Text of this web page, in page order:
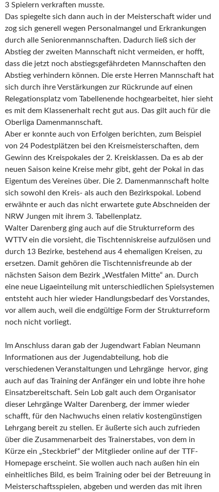
3 Spielern verkraften musste.
Das spiegelte sich dann auch in der Meisterschaft wider und
zog sich generell wegen Personalmangel und Erkrankungen
durch alle Seniorenmannschaften. Dadurch ließ sich der
Abstieg der zweiten Mannschaft nicht vermeiden, er hofft,
dass die jetzt noch abstiegsgefährdeten Mannschaften den
Abstieg verhindern können. Die erste Herren Mannschaft hat
sich durch ihre Verstärkungen zur Rückrunde auf einen
Relegationsplatz vom Tabellenende hochgearbeitet, hier sieht
es mit dem Klassenerhalt recht gut aus. Das gilt auch für die
Oberliga Damenmannschaft.
Aber er konnte auch von Erfolgen berichten, zum Beispiel
von 24 Podestplätzen bei den Kreismeisterschaften, dem
Gewinn des Kreispokales der 2. Kreisklassen. Da es ab der
neuen Saison keine Kreise mehr gibt, geht der Pokal in das
Eigentum des Vereines über. Die 2. Damenmannschaft holte
sich sowohl den Kreis- als auch den Bezirkspokal. Lobend
erwähnte er auch das nicht erwartete gute Abschneiden der
NRW Jungen mit ihrem 3. Tabellenplatz.
Walter Darenberg ging auch auf die Strukturreform des
WTTV ein die vorsieht, die Tischtenniskreise aufzulösen und
durch 13 Bezirke, bestehend aus 4 ehemaligen Kreisen, zu
ersetzen. Damit gehören die Tischtennisfreunde ab der
nächsten Saison dem Bezirk „Westfalen Mitte“ an. Durch
eine neue Ligaeinteilung mit unterschiedlichen Spielsystemen
entsteht auch hier wieder Handlungsbedarf des Vorstandes,
vor allem auch, weil die endgültige Form der Strukturreform
noch nicht vorliegt.
Im Anschluss daran gab der Jugendwart Fabian Neumann
Informationen aus der Jugendabteilung, hob die
verschiedenen Veranstaltungen und Lehrgänge hervor, ging
auch auf das Training der Anfänger ein und lobte ihre hohe
Einsatzbereitschaft. Sein Lob galt auch dem Organisator
dieser Lehrgänge Walter Darenberg, der immer wieder
schafft, für den Nachwuchs einen relativ kostengünstigen
Lehrgang bereit zu stellen. Er äußerte sich auch zufrieden
über die Zusammenarbeit des Trainerstabes, von dem in
Kürze ein „Steckbrief“ der Mitglieder online auf der TTF-
Homepage erscheint. Sie wollen auch nach außen hin ein
einheitliches Bild, es beim Training oder bei der Betreuung in
Meisterschaftsspielen, abgeben und werden das mit ihren